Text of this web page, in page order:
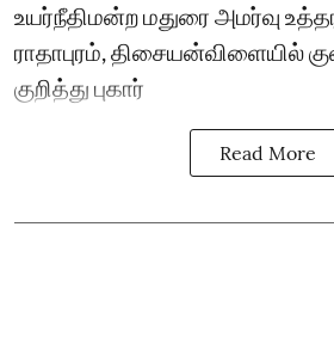
உயர்நீதிமன்ற மதுரை அமர்வு
ராதாபுரம், திசையன்விளையில்
குறித்து புகார்
Read More